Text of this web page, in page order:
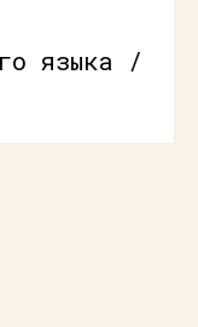
языка /